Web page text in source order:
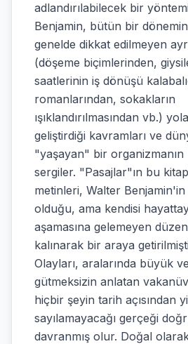
adlandırılabilecek bir
Benjamin, bütün bir
genelde dikkat edilmeyen
(döşeme biçimlerinden,
saatlerinin iş dönüşü
romanlarından, sokakların
ışıklandırılmasından vb.)
geliştirdiği kavramları ve
"yaşayan" bir organizmanın
sergiler. "Pasajlar"ın bu
metinleri, Walter
olduğu, ama kendisi
aşamasına gelemeyen
kalınarak bir araya
Olayları, aralarında büyük
gütmeksizin anlatan
hiçbir şeyin tarih açısından
sayılamayacağı gerçeği
davranmış olur. Doğal